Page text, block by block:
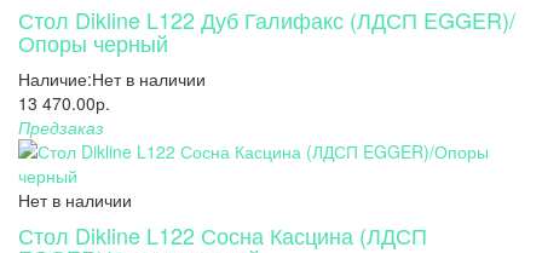
Стол Dikline L122 Дуб Галифакс (ЛДСП EGGER)/
Опоры черный
Наличие:Нет в наличии
13 470.00р.
Предзаказ
Нет в наличии
Стол Dikline L122 Сосна Касцина (ЛДСП